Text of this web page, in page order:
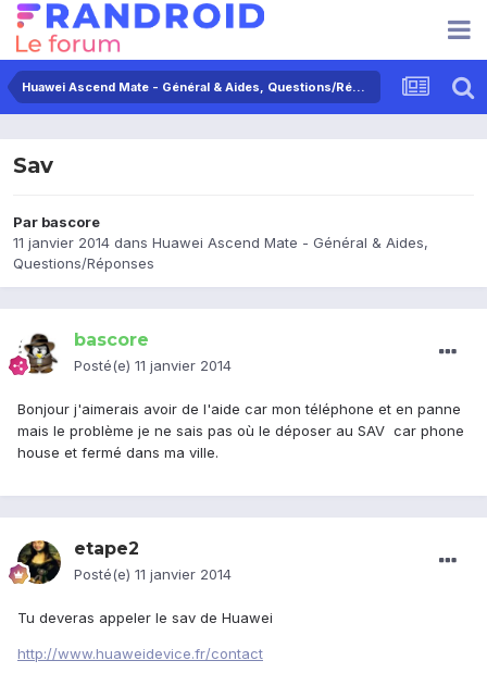
Huawei Ascend Mate - Général & Aides, Questions/Réponses
Sav
Par bascore
11 janvier 2014 dans Huawei Ascend Mate - Général & Aides,
Questions/Réponses
bascore
Posté(e) 11 janvier 2014
Bonjour j'aimerais avoir de l'aide car mon téléphone et en panne
mais le problème je ne sais pas où le déposer au SAV car phone
house et fermé dans ma ville.
etape2
Posté(e) 11 janvier 2014
Tu deveras appeler le sav de Huawei
http://www.huaweidevice.fr/contact